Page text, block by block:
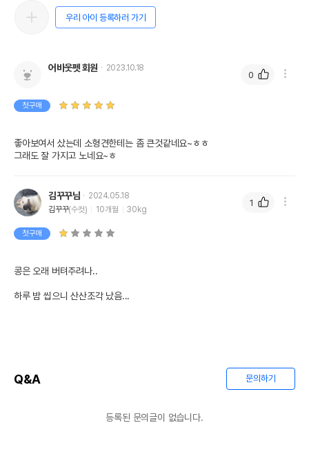
우리 아이 등록하러 가기
어바웃펫 회원 2023.10.18
첫구매
좋아보여서 샀는데 소형견한테는 좀 큰것같네요~ㅎㅎ
그래도 잘 가지고 노네요~ㅎ
0
김꾸꾸님
2024.05.18
김꾸꾸(수컷) 10개월 30kg
첫구매
콩은 오래 버텨주려나..
하루 밤 씹으니 산산조각 났음...
1
Q&A 문의하기
등록된 문의글이 없습니다.